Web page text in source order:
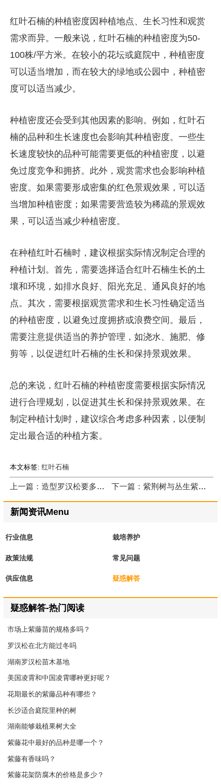
红叶石楠的种植密度因种植地点、生长习性和观赏
需求而异。一般来说，红叶石楠的种植密度为50-
100株/平方米。在较小的花坛或庭院中，种植密度
可以适当增加，而在较大的绿地或公园中，种植密
度可以适当减少。
种植密度还会受到其他因素的影响。例如，红叶石
楠的品种和生长速度也会影响其种植密度。一些生
长速度较快的品种可能需要更低的种植密度，以避
免过度竞争和拥挤。此外，观赏需求也会影响种植
密度。如果需要形成密集的红色景观效果，可以适
当增加种植密度；如果需要营造较为稀疏的景观效
果，可以适当减少种植密度。
在种植红叶石楠时，建议根据实际情况制定合理的
种植计划。首先，需要选择适合红叶石楠生长的土
壤和环境，如排水良好、阳光充足、通风良好的地
点。其次，需要根据观赏需求和生长习性确定适当
的种植密度，以避免过度拥挤或浪费空间。最后，
需要注意提供适当的养护管理，如浇水、施肥、修
剪等，以促进红叶石楠的生长和保持景观效果。
总的来说，红叶石楠的种植密度需要根据实际情况
进行合理规划，以促进其生长和保持景观效果。在
制定种植计划时，建议综合考虑多种因素，以便制
定出最合适的种植方案。
本文标签: 红叶石楠
上一篇：造型罗汉松要多少钱 下一篇：紫荆树与丛生紫荆的区别
新闻资讯Menu
行业信息 栽培养护
政策法规 常见问题
供应信息 疑惑解答
疑惑解答-热门阅读
市场上紫藤苗的规格多吗？
罗汉松在北方能过冬吗
湖南罗汉松苗木基地
美国凌霄和中国凌霄哪种更好呢？
花期最长的紫藤品种有哪些？
长沙适合庭院里种的树
湖南能够栽植果树大全
紫藤花中最好的品种是哪一个？
紫藤有香味吗？
紫藤花架防腐木的价格是多少？